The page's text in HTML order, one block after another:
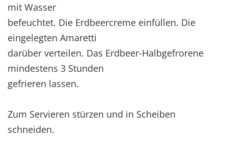
mit Wasser
befeuchtet. Die Erdbeercreme einfüllen. Die
eingelegten Amaretti
darüber verteilen. Das Erdbeer-Halbgefrorene
mindestens 3 Stunden
gefrieren lassen.
Zum Servieren stürzen und in Scheiben
schneiden.